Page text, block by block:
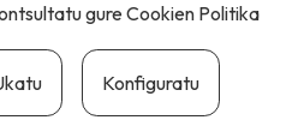
gureCookien Politika
Konfiguratu